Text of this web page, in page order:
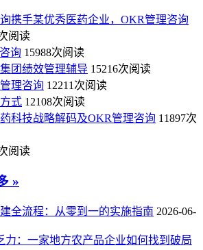
携手某优秀医药企业，OKR管理咨询
阅读
询 15988次阅读
团绩效管理辅导 15216次阅读
理咨询 12211次阅读
式 12108次阅读
科技战略解码及OKR管理咨询 11897次
阅读
»
全流程：从零到一的实施指南 2026-06-
力：一家地方农产品企业如何找到破局